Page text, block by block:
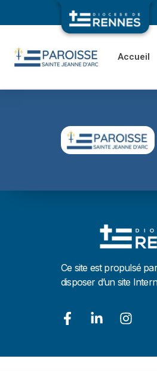
Accueil
Ce site est propulsé
disposer d’un site